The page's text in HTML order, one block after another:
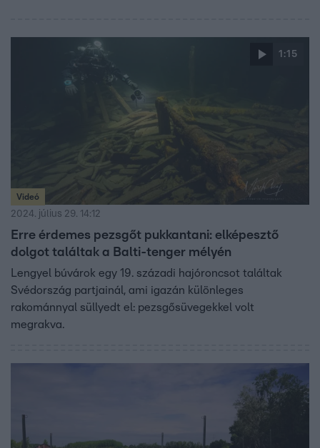
1:15
Videó
2024. július 29. 14:12
Erre érdemes pezsgőt pukkantani: elképesztő
dolgot találtak a Balti-tenger mélyén
Lengyel búvárok egy 19. századi hajóroncsot találtak
Svédország partjainál, ami igazán különleges
rakománnyal süllyedt el: pezsgősüvegekkel volt
megrakva.